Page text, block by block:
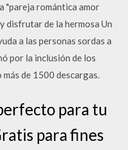
"pareja romántica amor
disfrutar de la hermosa Un
a las personas sordas a
por la inclusión de los
de 1500 descargas.
para tu
para fines